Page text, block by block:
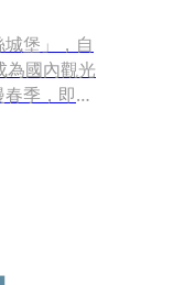
堡」，自
為國內觀光
季，即日